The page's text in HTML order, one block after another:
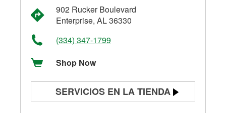
902 Rucker Boulevard
Enterprise, AL 36330
(334) 347-1799
Shop Now
SERVICIOS EN LA TIENDA